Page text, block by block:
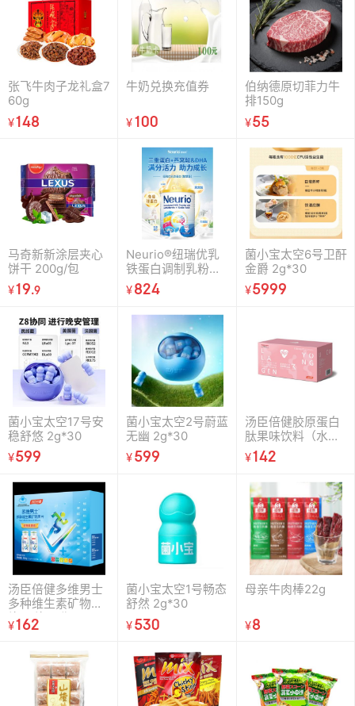
张飞牛肉子龙礼盒7
60g
¥148
牛奶兑换充值券
¥100
伯纳德原切菲力牛
排150g
¥55
马奇新新涂层夹心
饼干 200g/包
¥19.9
Neurio®纽瑞优乳
铁蛋白调制乳粉
（免疫版）120g*2
罐（礼盒装）
¥824
菌小宝太空6号卫酐
金爵 2g*30
¥5999
菌小宝太空17号安
稳舒悠 2g*30
¥599
菌小宝太空2号蔚蓝
无幽 2g*30
¥599
汤臣倍健胶原蛋白
肽果味饮料（水蜜
桃味）(30mL瓶×7
瓶/盒）
¥142
汤臣倍健多维男士
多种维生素矿物质
片60片×2瓶
¥162
菌小宝太空1号畅态
舒然 2g*30
¥530
母亲牛肉棒22g
¥8